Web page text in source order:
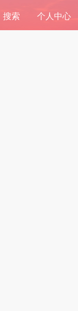
搜索 个人中心